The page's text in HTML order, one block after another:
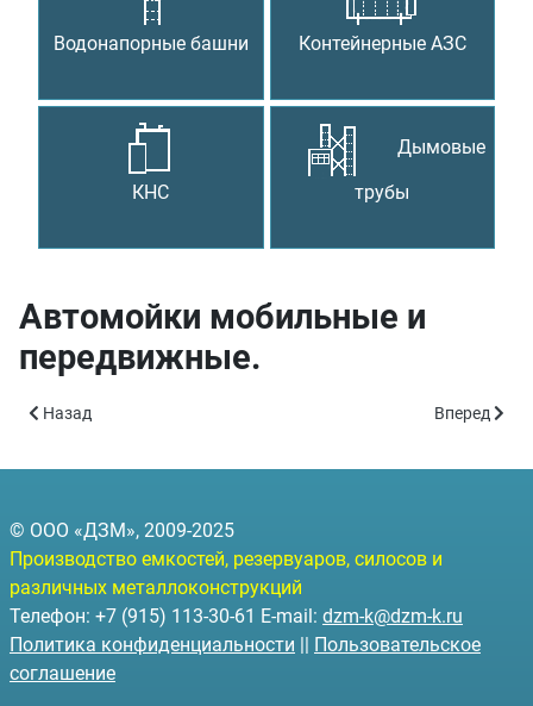
Водонапорные башни Контейнерные АЗС
КНС
Дымовые
трубы
Автомойки мобильные и
передвижные.
Предыдущий: Металлоконструкции
Назад Следующий:
Вперед
© ООО «ДЗМ», 2009-2025
Производство емкостей, резервуаров, силосов и
различных металлоконструкций
Телефон: +7 (915) 113-30-61 E-mail: dzm-k@dzm-k.ru
Политика конфиденциальности || Пользовательское
соглашение